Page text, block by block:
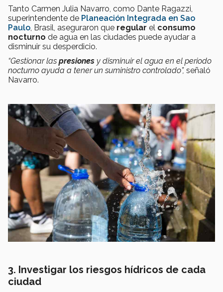
Tanto Carmen Julia Navarro, como Dante Ragazzi,
superintendente de Planeación Integrada en Sao
Paulo, Brasil, aseguraron que regular el consumo
nocturno de agua en las ciudades puede ayudar a
disminuir su desperdicio.
“Gestionar las presiones y disminuir el agua en el periodo
nocturno ayuda a tener un suministro controlado”, señaló
Navarro.
3. Investigar los riesgos hídricos de cada
ciudad